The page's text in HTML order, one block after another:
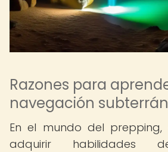
Razones para
navegación
En el mundo del
adquirir habilidades